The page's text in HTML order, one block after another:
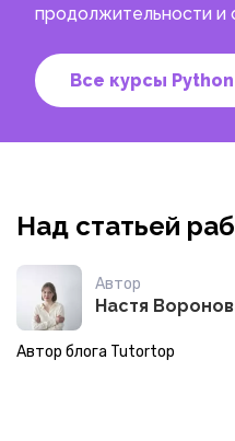
продолжительности и
Все курсы Python
Над статьей
Автор
Настя
Автор блога Tutortop